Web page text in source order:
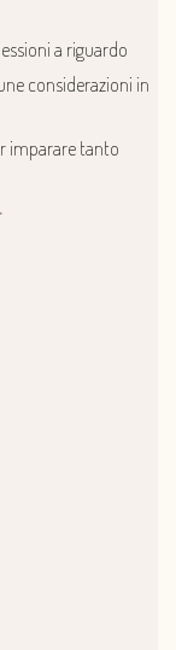
a riguardo
considerazioni in
imparare tanto